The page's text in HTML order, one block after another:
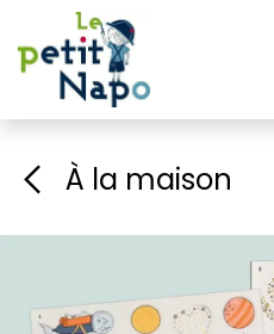
Se rendre au contenu
À la maison